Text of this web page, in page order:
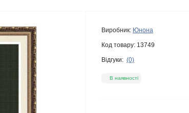
Виробник: Юнона
Код товару: 13749
Відгуки: (0)
В наявності